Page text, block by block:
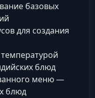
базовых
для создания
блюд
меню —
блюд